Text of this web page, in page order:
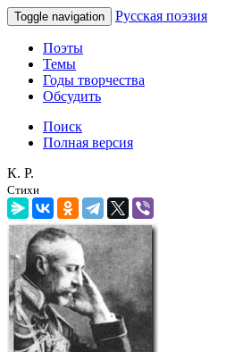
Toggle navigation Русская поэзия
Поэты
Темы
Годы творчества
Обсудить
Поиск
Полная версия
К. Р.
Стихи